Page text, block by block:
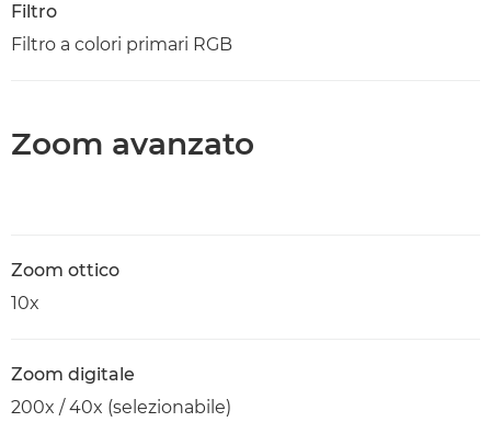
Filtro
Filtro a colori primari RGB
Zoom avanzato
Zoom ottico
10x
Zoom digitale
200x / 40x (selezionabile)